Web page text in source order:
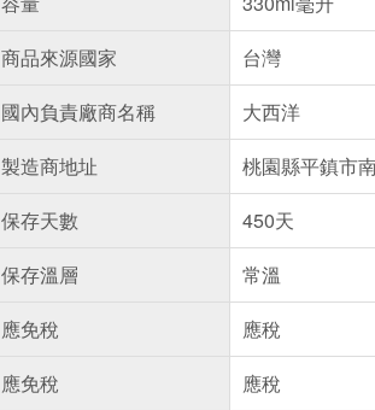
商品來源國家
台灣
國內負責廠商名稱
大西洋
製造商地址
桃園縣平鎮市
保存天數
450天
保存溫層
常溫
應免稅
應稅
應免稅
應稅